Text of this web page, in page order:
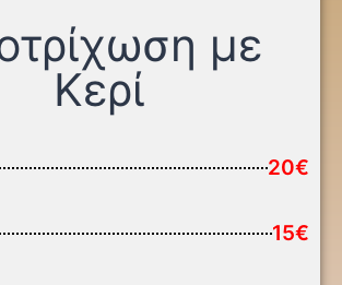
με
Κερί
20€
15€